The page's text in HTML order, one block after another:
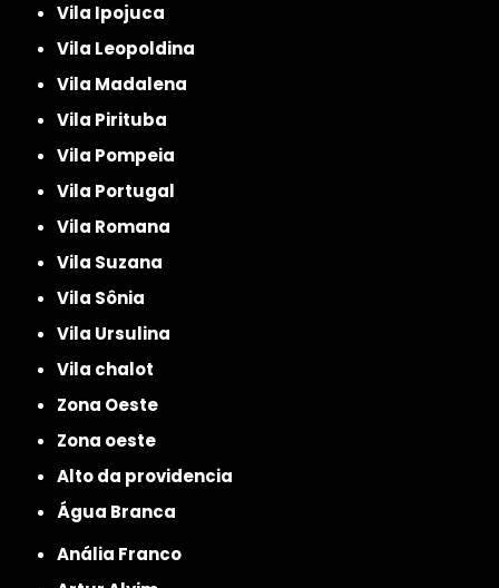
Vila Ipojuca
Vila Leopoldina
Vila Madalena
Vila Pirituba
Vila Pompeia
Vila Portugal
Vila Romana
Vila Suzana
Vila Sônia
Vila Ursulina
Vila chalot
Zona Oeste
Zona oeste
alto da providencia
Água Branca
Anália Franco